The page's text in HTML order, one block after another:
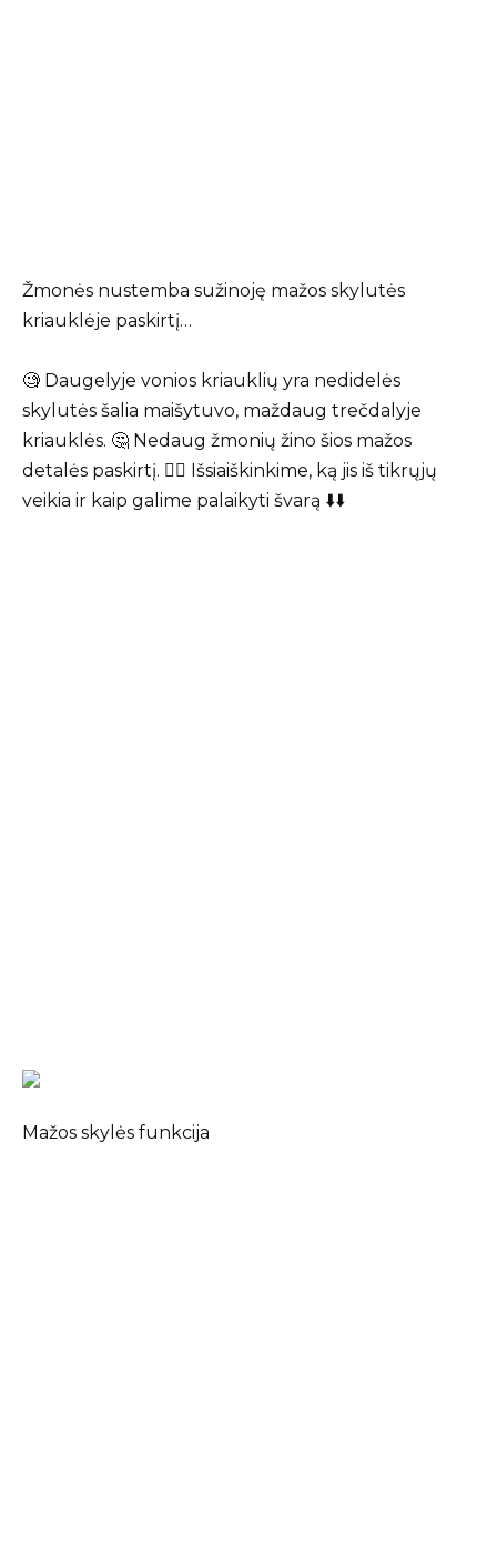
Žmonės nustemba sužinoję mažos skylutės
kriauklėje paskirtį…
🧐 Daugelyje vonios kriauklių yra nedidelės
skylutės šalia maišytuvo, maždaug trečdalyje
kriauklės. 🤔 Nedaug žmonių žino šios mažos
detalės paskirtį. 😵‍💫 Išsiaiškinkime, ką jis iš tikrųjų
veikia ir kaip galime palaikyti švarą ⬇️⬇️
Mažos skylės funkcija